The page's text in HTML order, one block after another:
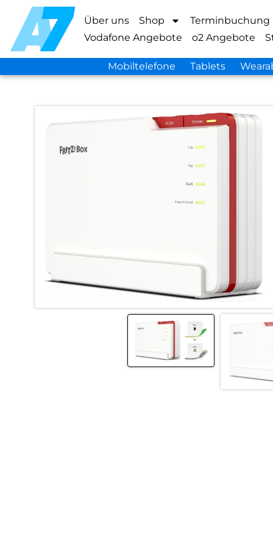
Über uns Shop Terminbuchung
Vodafone Angebote
o2 Angebote
Mobiltelefone Tablets